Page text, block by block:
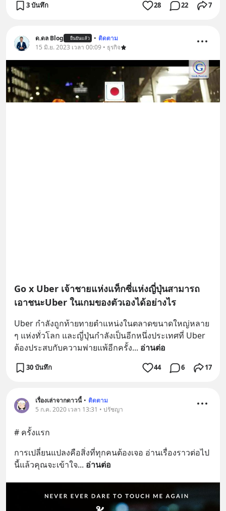
3 บันทึก 28 22 7
ด.ดล Blog ยืนยันแล้ว • ติดตาม
15 มิ.ย. 2023 เวลา 00:09 • ธุรกิจ
Go x Uber เจ้าชายแห่งแท็กซี่แห่งญี่ปุ่นสามารถ
เอาชนะUber ในเกมของตัวเองได้อย่างไร
Uber กำลังถูกท้ายทายตำแหน่งในตลาดขนาดใหญ่หลาย
ๆ แห่งทั่วโลก และญี่ปุ่นกำลังเป็นอีกหนึ่งประเทศที่ Uber
ต้องประสบกับความพ่ายแพ้อีกครั้ง... อ่านต่อ
30 บันทึก 44 6 17
เรื่องเล่าจากดาวนี้ • ติดตาม
5 ก.ค. 2020 เวลา 13:31 • ปรัชญา
# ครั้งแรก
การเปลี่ยนแปลงคือสิ่งที่ทุกคนต้องเจอ อ่านเรื่องราวต่อไป
นี้แล้วคุณจะเข้าใจ... อ่านต่อ